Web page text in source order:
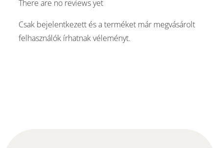
There are no reviews yet
Csak bejelentkezett és a terméket már megvásárolt
felhasználók írhatnak véleményt.